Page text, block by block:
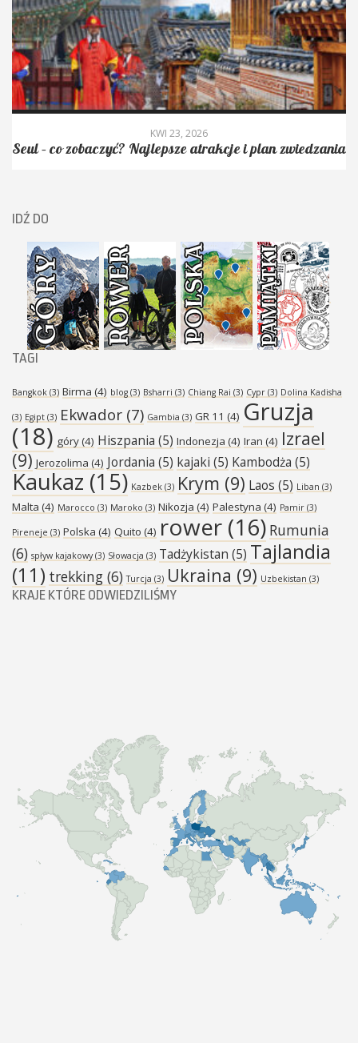
KWI 23, 2026
Seul – co zobaczyć? Najlepsze atrakcje i plan zwiedzania
IDŹ DO
TAGI
Bangkok (3) Birma (4) blog (3) Bsharri (3) Chiang Rai (3) Cypr (3) Dolina Kadisha
(3) Egipt (3) Ekwador (7) Gambia (3) GR 11 (4) Gruzja
(18) góry(4) Hiszpania (5) Indonezja (4) Iran (4) Izrael
(9) Jerozolima (4) Jordania (5) kajaki (5) Kambodża (5)
Kaukaz (15) Kazbek (3) Krym (9) Laos (5) Liban (3)
Malta (4) Marocco (3) Maroko (3) Nikozja (4) Palestyna (4) Pamir (3)
Pireneje (3) Polska (4) Quito (4) rower (16) Rumunia
(6) spływ kajakowy(3) Słowacja (3) Tadżykistan (5) Tajlandia
(11) trekking (6) Turcja (3) Ukraina (9) Uzbekistan (3)
KRAJE KTÓRE ODWIEDZILIŚMY